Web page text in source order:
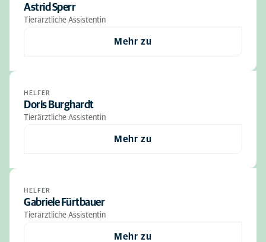
Astrid Sperr
Tierärztliche Assistentin
Mehr zu
HELFER
Doris Burghardt
Tierärztliche Assistentin
Mehr zu
HELFER
Gabriele Fürtbauer
Tierärztliche Assistentin
Mehr zu